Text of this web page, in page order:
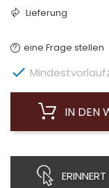
Lieferung
eine Frage stellen

IN DEN